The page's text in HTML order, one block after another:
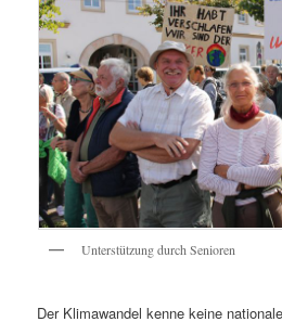
Unterstützung durch Senioren
Der Klimawandel kenne keine